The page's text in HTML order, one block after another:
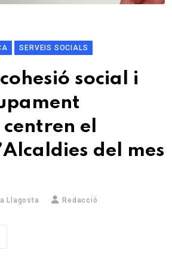
SERVEIS SOCIALS
social i
el
del mes
Llagosta Redacció